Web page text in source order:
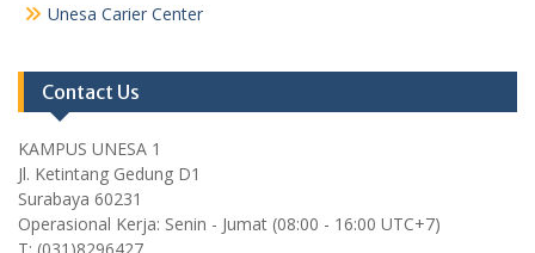
Unesa Carier Center
Contact Us
KAMPUS UNESA 1
Jl. Ketintang Gedung D1
Surabaya 60231
Operasional Kerja: Senin - Jumat (08:00 - 16:00 UTC+7)
T: (031)8296427